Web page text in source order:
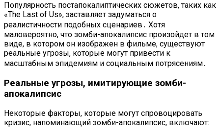
Популярность постапокалиптических сюжетов, таких как
«The Last of Us», заставляет задуматься о
реалистичности подобных сценариев․ Хотя
маловероятно, что зомби-апокалипсис произойдет в том
виде, в котором он изображен в фильме, существуют
реальные угрозы, которые могут привести к
масштабным эпидемиям и социальным потрясениям․
Реальные угрозы, имитирующие зомби-
апокалипсис
Некоторые факторы, которые могут спровоцировать
кризис, напоминающий зомби-апокалипсис, включают: